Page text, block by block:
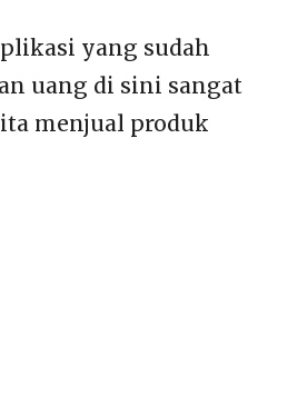
yang sudah
uang di sini sangat
menjual produk